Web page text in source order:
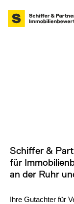
Schiffer &
für
an der Ruhr
Ihre Gutachter für